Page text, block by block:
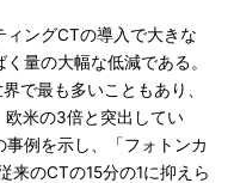
ングCTの導入で大きな
量の大幅な低減である。
で最も多いこともあり、
米の3倍と突出してい
例を示し、「フォトンカ
来のCTの15分の1に抑えら